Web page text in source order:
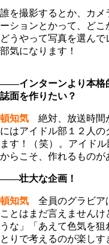
誰を撮影するとか、カ
ーションとかって、どこ
どうやって写真を選ん
部気になります！
――インターンより本格
誌面を作りたい？
頓知気 絶対、放送時間
にはアイドル部１２人
ます！
（笑）
。アイド
からこそ、作れるものが
――壮大な企画！
頓知気 全員のグラビア
ことはまだ言えません
うな」「あえて色気を
とりで考えるのが楽し